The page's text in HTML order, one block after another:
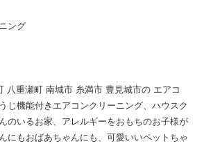
ング
八重瀬町 南城市 糸満市 豊見城市の エアコ
じ機能付きエアコンクリーニング、ハウスク
のいるお家、アレルギーをおもちのお子様が
にもおばあちゃんにも、可愛いいペットちゃ